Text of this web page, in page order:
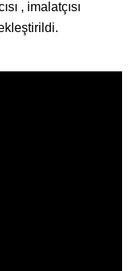
, imalatçısı